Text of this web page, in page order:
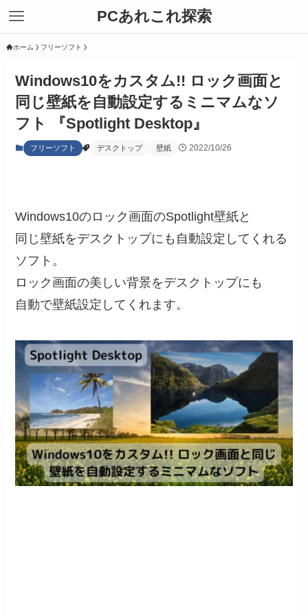
PCあれこれ探索
ホーム フリーソフト
Windows10をカスタム!! ロック画面と
同じ壁紙を自動設定するミニマムなソ
フト 『Spotlight Desktop』
フリーソフト デスクトップ 壁紙 2022/10/26
Windows10のロック画面のSpotlight壁紙と
同じ壁紙をデスクトップにも自動設定してくれる
ソフト。
ロック画面の美しい背景をデスクトップにも
自動で壁紙設定してくれます。